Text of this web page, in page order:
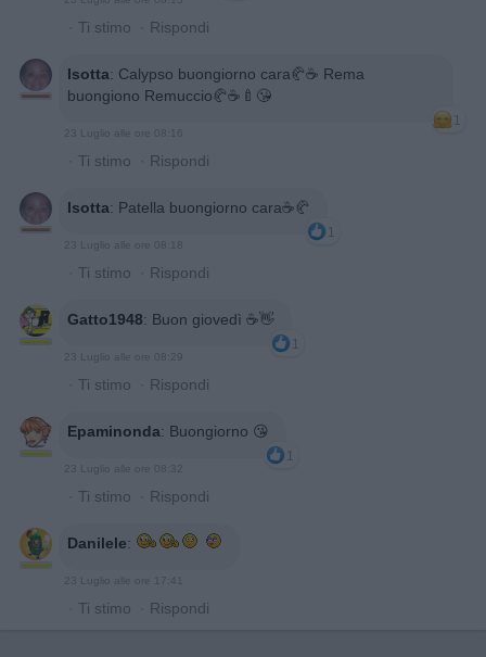
· Ti stimo · Rispondi
Isotta: Calypso buongiorno cara🥐☕️ Rema
buongiono Remuccio🥐☕️🍼😘
1
· Ti stimo · Rispondi
Isotta: Patella buongiorno cara☕️🥐
1
· Ti stimo · Rispondi
Gatto1948: Buon giovedì ☕👋
1
23 Luglio alle ore 08:29
· Ti stimo · Rispondi
Epaminonda: Buongiorno 😘
1
· Ti stimo · Rispondi
Danilele:
23 Luglio alle ore 17:41
· Ti stimo · Rispondi